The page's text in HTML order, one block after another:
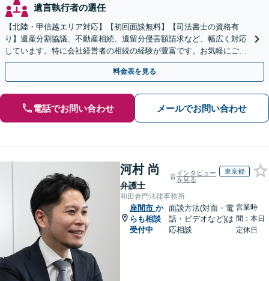
遺言執行者の選任
【北陸・甲信越エリア対応】【初回面談無料】【司法書士の資格有
り】遺産分割協議、不動産相続、遺留分侵害額請求など、幅広く対応
しています。特に会社経営者の相続の経験が豊富です。お気軽にご相
談ください。【休日・夜間面談可】【オンライン面談可】
料金表を見る
電話でお問い合わせ メールでお問い合わせ
河村 尚
弁護士
インタビュー
を見る
東京都
和田倉門法律事務所
座間市 か
らも相談
受付中
面談方法(対面・電
話・ビデオなど)は
応相談
営業時
間：本日
定休日